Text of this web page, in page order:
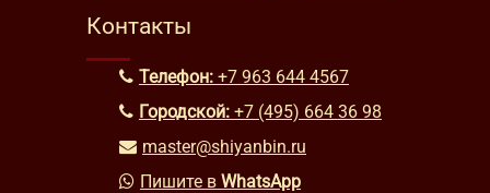
Контакты
Телефон: +7 963 644 4567
Городской: +7 (495) 664 36 98
master@shiyanbin.ru
Пишите в WhatsApp